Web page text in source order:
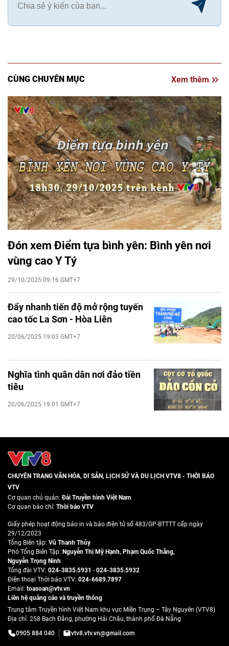
CÙNG CHUYÊN MỤC Xem thêm
Đón xem Điểm tựa bình yên: Bình yên nơi
vùng cao Y Tý
29/10/2025 09:16 GMT+7
Đẩy nhanh tiến độ mở rộng tuyến
cao tốc La Sơn - Hòa Liên
20/06/2025 19:03 GMT+7
Nghĩa tình quân dân nơi đảo tiền
tiêu
20/06/2025 19:01 GMT+7
CHUYÊN TRANG VĂN HÓA, DI SẢN, LỊCH SỬ VÀ DU LỊCH VTV8 - THỜI BÁO
VTV
Cơ quan chủ quản:Đài Truyền hình Việt Nam
Cơ quan báo chí: Thời báo VTV
Giấy phép hoạt động báo in và báo điện tử số 483/GP-BTTTT cấp ngày
29/12/2023
Tổng Biên tập: Vũ Thanh Thủy
Phó Tổng Biên Tập: Nguyễn Thị Mỹ Hạnh, Phạm Quốc Thắng,
Nguyễn Trọng Ninh
Tổng đài VTV: 024-3835.5931 - 024-3835.5932
Ðiện thoại Thời báo VTV: 024-6689.7897
Email: toasoan@vtv.vn
Liên hệ quảng cáo và truyền thông
Trung tâm Truyền hình Việt Nam khu vực Miền Trung – Tây Nguyên (VTV8)
Địa chỉ: 258 Bạch Đằng, phường Hải Châu, thành phố Đà Nẵng
0905 884 040
vtv8.vtv.vn@gmail.com